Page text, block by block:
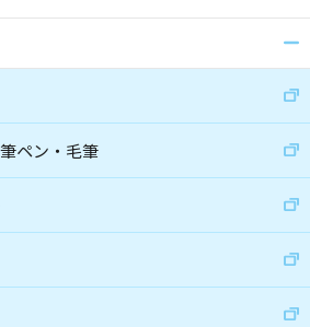
ペン・毛筆